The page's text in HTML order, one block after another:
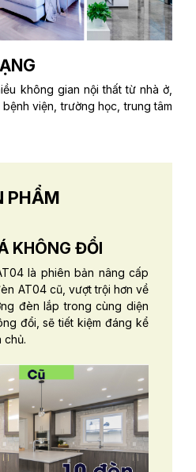
không gian nội thất từ nhà ở,
viện, trường học, trung tâm
PHẨM
KHÔNG ĐỔI
là phiên bản nâng cấp
AT04 cũ, vượt trội hơn về
đèn lắp trong cùng diện
đổi, sẽ tiết kiệm đáng kể
chủ.